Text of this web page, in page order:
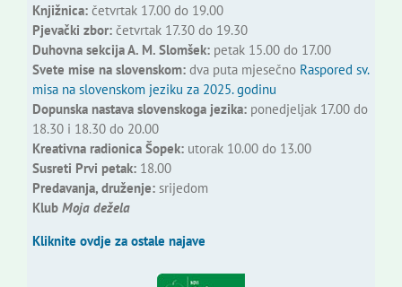
Knjižnica:četvrtak 17.00 do 19.00
Pjevački zbor:četvrtak 17.30 do 19.30
Duhovna sekcija A. M. Slomšek:petak 15.00 do 17.00
Svete mise na slovenskom:dva puta mjesečno Raspored sv.
misa na slovenskom jeziku za 2025. godinu
Dopunska nastava slovenskoga jezika:ponedjeljak 17.00 do
18.30 i 18.30 do 20.00
Kreativna radionica Šopek:utorak 10.00 do 13.00
Susreti Prvi petak:18.00
Predavanja, druženje:srijedom
Klub Moja dežela
Kliknite ovdje za ostale najave